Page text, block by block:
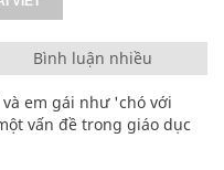
Bình luận nhiều
em gái như 'chó với
vấn đề trong giáo dục